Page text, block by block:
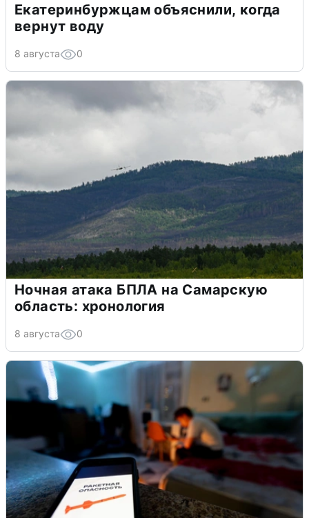
Екатеринбуржцам объяснили, когда
вернут воду
8 августа 0
Ночная атака БПЛА на Самарскую
область: хронология
8 августа 0